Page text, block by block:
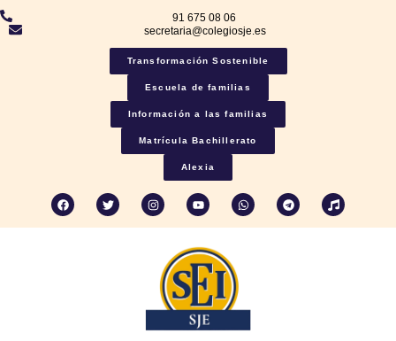
91 675 08 06
secretaria@colegiosje.es
Transformación Sostenible
Escuela de familias
Información a las familias
Matrícula Bachillerato
Alexia